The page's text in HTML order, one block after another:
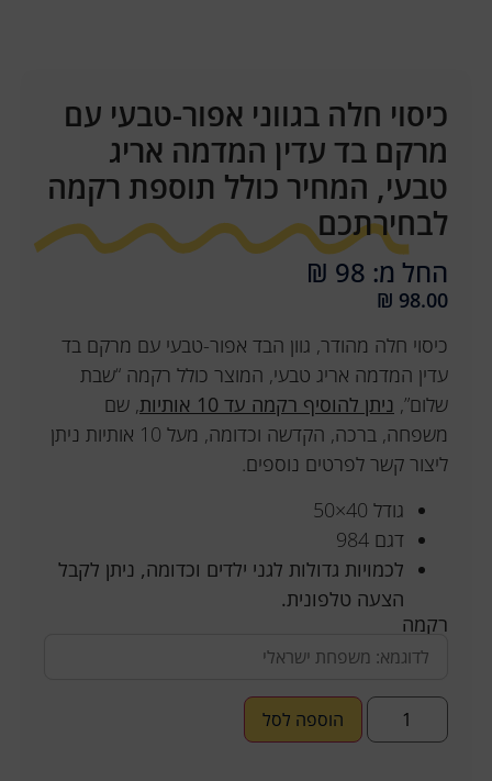
כיסוי חלה בגווני אפור-טבעי עם
מרקם בד עדין המדמה אריג
טבעי, המחיר כולל תוספת רקמה
לבחירתכם
החל מ: 98 ₪
₪ 98.00
כיסוי חלה מהודר, גוון הבד אפור-טבעי עם מרקם בד
עדין המדמה אריג טבעי, המוצר כולל רקמה “שבת
שלום”, ניתן להוסיף רקמה עד 10 אותיות
, שם
משפחה, ברכה, הקדשה וכדומה, מעל 10 אותיות ניתן
ליצור קשר לפרטים נוספים.
גודל 40×50
דגם 984
לכמויות גדולות לגני ילדים וכדומה, ניתן לקבל
הצעה טלפונית.
רקמה
הוספה לסל